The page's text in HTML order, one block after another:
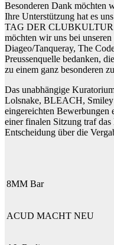
Besonderen Dank möchten
Ihre Unterstützung hat es
TAG DER CLUBKULTUR
möchten wir uns bei
Diageo/Tanqueray, The
Preussenquelle bedanken,
zu einem ganz besonderen
Das unabhängige
Lolsnake, BLEACH,
eingereichten Bewerbungen
einer finalen Sitzung traf
Entscheidung über die
8MM Bar
ACUD MACHT NEU